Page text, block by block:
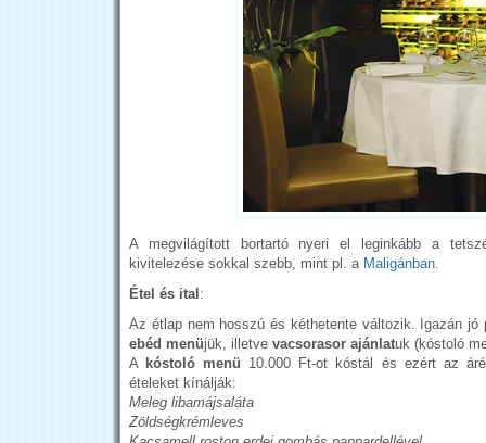
A megvilágított bortartó nyeri el leginkább a
kivitelezése sokkal szebb, mint pl. a Maligánban
Étel és ital:
Az étlap nem hosszú és kéthetente változik. Igazán jó
ebéd menüjük, illetve vacsorasor ajánlatuk (kóstoló
A kóstoló menü 10.000 Ft-ot kóstál és ezért az
ételeket kínálják:
Meleg libamájsaláta
Zöldségkrémleves